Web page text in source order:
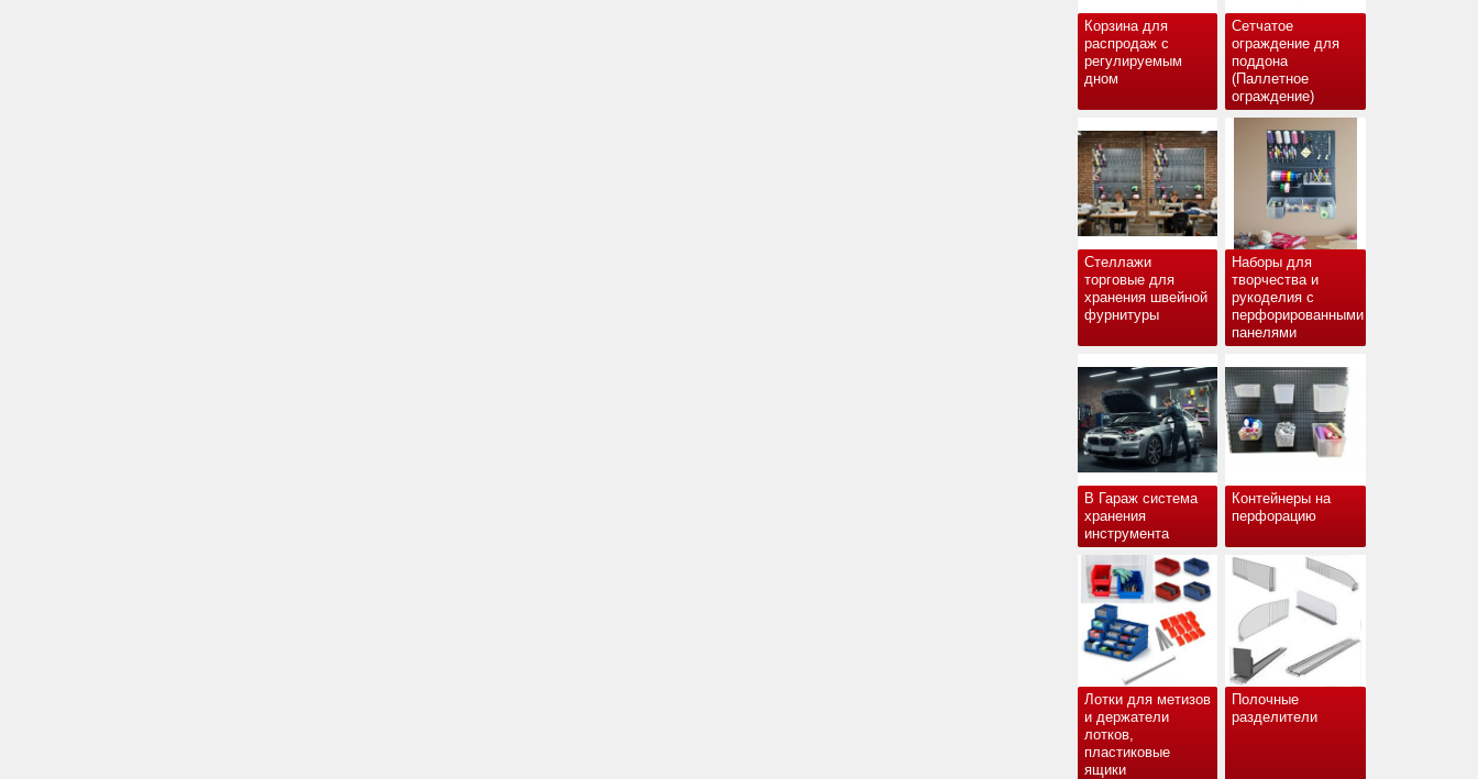
Корзина для
распродаж с
регулируемым
дном
Сетчатое
ограждение для
поддона
(Паллетное
ограждение)
Стеллажи
торговые для
хранения швейной
фурнитуры
Наборы для
творчества и
рукоделия с
перфорированными
панелями
В Гараж система
хранения
инструмента
Контейнеры на
перфорацию
Лотки для метизов
и держатели
лотков,
пластиковые
ящики
Полочные
разделители